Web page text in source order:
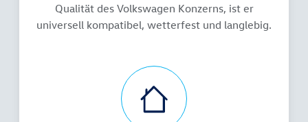
Qualität des Volkswagen Konzerns, ist er
universell kompatibel, wetterfest und langlebig.